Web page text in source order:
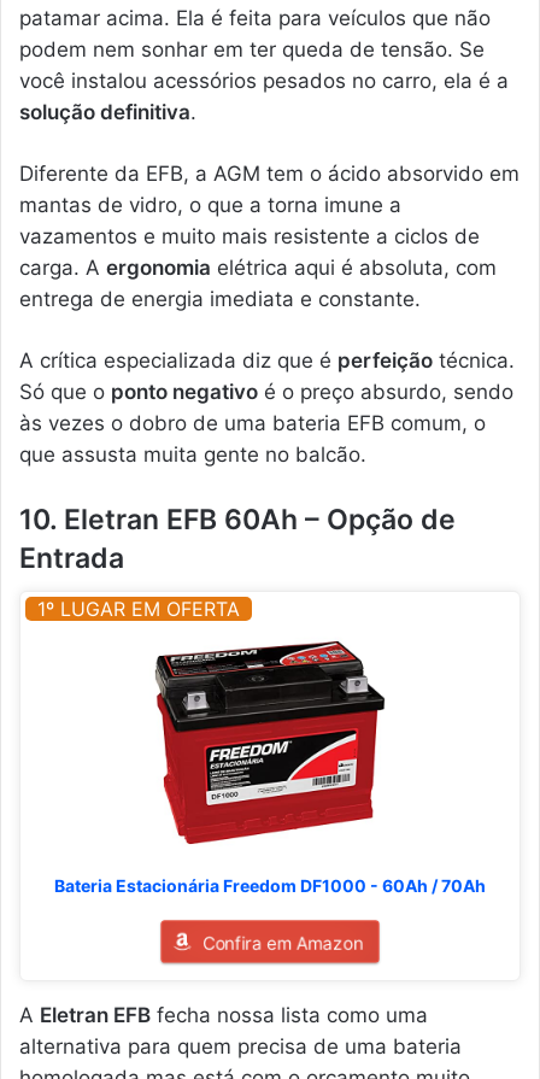
patamar acima. Ela é feita para veículos que não
podem nem sonhar em ter queda de tensão. Se
você instalou acessórios pesados no carro, ela é a
solução definitiva.
Diferente da EFB, a AGM tem o ácido absorvido em
mantas de vidro, o que a torna imune a
vazamentos e muito mais resistente a ciclos de
carga. A ergonomia elétrica aqui é absoluta, com
entrega de energia imediata e constante.
A crítica especializada diz que é perfeição técnica.
Só que o ponto negativo é o preço absurdo, sendo
às vezes o dobro de uma bateria EFB comum, o
que assusta muita gente no balcão.
10. Eletran EFB 60Ah – Opção de
Entrada
1º LUGAR EM OFERTA
Bateria Estacionária Freedom DF1000 - 60Ah / 70Ah
Confira em Amazon
A Eletran EFB fecha nossa lista como uma
alternativa para quem precisa de uma bateria